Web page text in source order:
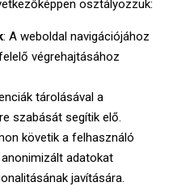
osztályozzuk:
: A weboldal navigációjához
végrehajtásához
tárolásával a
szabását segítik elő.
követik a felhasználó
adatokat
javítására.